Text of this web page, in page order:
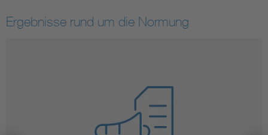
Ergebnisse rund um die Normung